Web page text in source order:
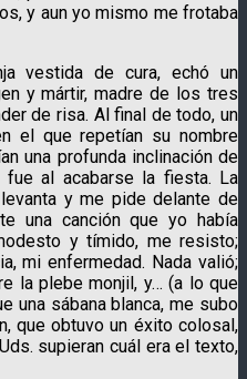
y aun yo mismo me frotaba
vestida de cura, echó un
y mártir, madre de los tres
de risa. Al final de todo, un
el que repetían su nombre
una profunda inclinación de
al acabarse la fiesta. La
y me pide delante de
una canción que yo había
y tímido, me resisto;
mi enfermedad. Nada valió;
la plebe monjil, y… (a lo que
una sábana blanca, me subo
que obtuvo un éxito colosal,
supieran cuál era el texto,